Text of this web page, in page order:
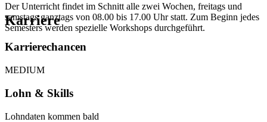
Der Unterricht findet im Schnitt alle zwei Wochen, freitags und
samstags ganztags von 08.00 bis 17.00 Uhr statt. Zum Beginn jedes
Semesters werden spezielle Workshops durchgeführt.
Karriere
Karrierechancen
MEDIUM
Lohn & Skills
Lohndaten kommen bald